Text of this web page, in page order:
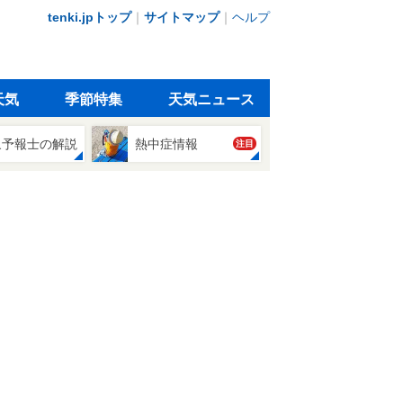
tenki.jpトップ｜ サイトマップ｜ ヘルプ
気 季節特集 天気ニュース
報士の解説 熱中症情報 注目